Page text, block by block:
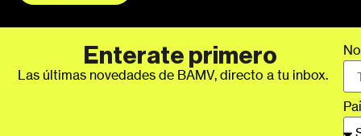
Enterate primero
Las últimas novedades de BAMV, directo a tu inbox.